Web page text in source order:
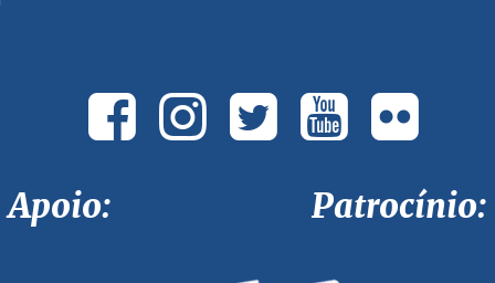
Apoio: Patrocínio: